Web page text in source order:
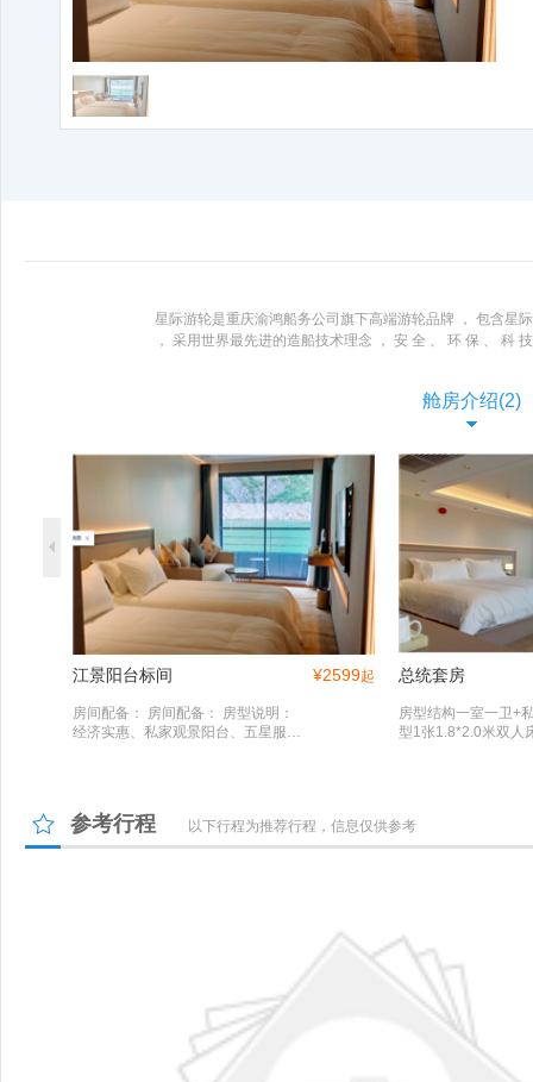
星际游轮是重庆渝鸿船务公司旗下高端游轮品牌 ， 包含星
， 采用世界最先进的造船技术理念 ， 安 全 、 环 保 、 科
舱房介绍(2)
江景阳台标间 ¥2599起
房间配备： 房间配备： 房型说明：
经济实惠、私家观景阳台、五星服
总统套房
房型结构一室一卫+
型1张1.8*2.0米双人
参考自助：明炉布菲台： 豆芽肉丝
炒粉 西式煎沃夫饼 黄油香草番薯 白
灼上汤珍素奶油日式滑蛋 生煎焦香
培根 上尚黄溜水蛋中式点心： 蛋黄
参考行程 以下行程为推荐行程，信息仅供参考